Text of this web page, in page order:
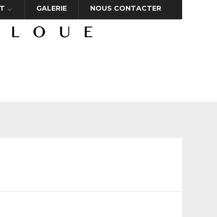
GALERIE NOUS CONTACTER